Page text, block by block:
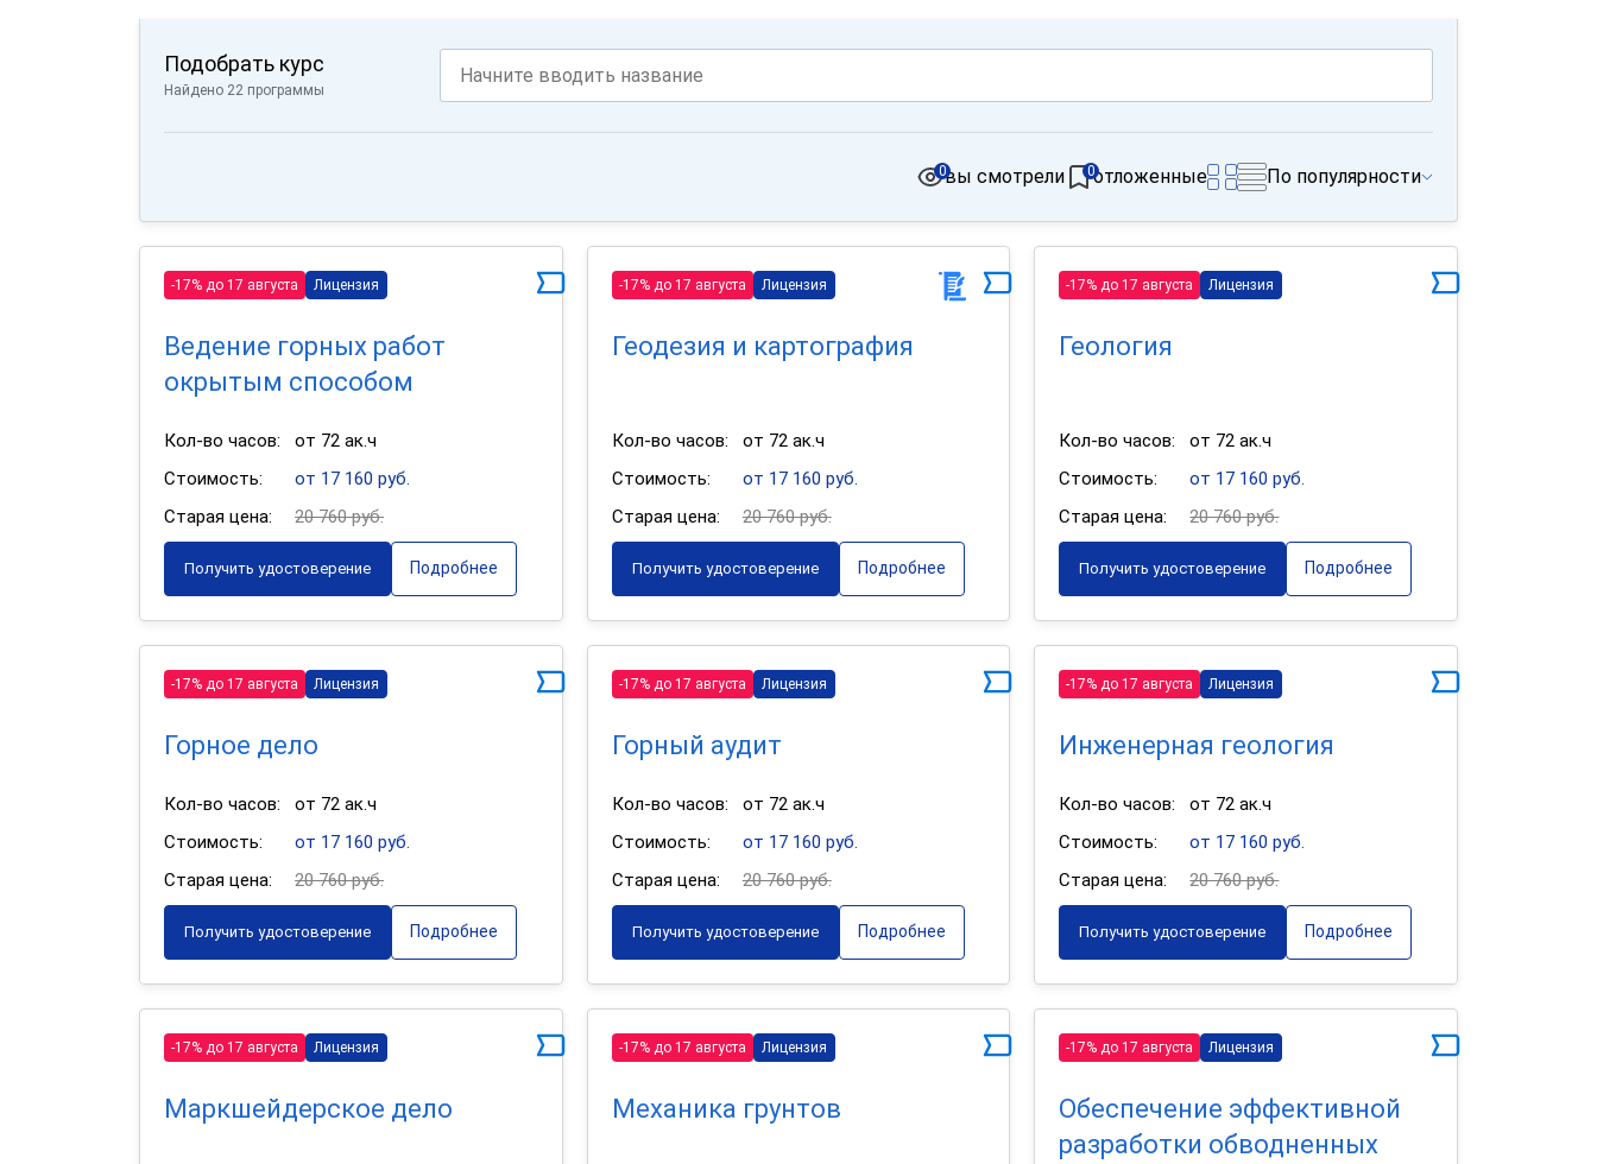
Подобрать курс
Найдено 22 программы
вы смотрели
0 отложенные
0 По популярности
-17% до 17 августа Лицензия
Ведение горных работ
окрытым способом
Кол-во часов:
от 72 ак.ч
Стоимость:
от 17 160 руб.
Старая цена:
20 760 руб.
Получить удостоверение Подробнее
-17% до 17 августа Лицензия
Геодезия и картография
Кол-во часов:
от 72 ак.ч
Стоимость:
от 17 160 руб.
Старая цена:
20 760 руб.
Получить удостоверение Подробнее
-17% до 17 августа Лицензия
Геология
Кол-во часов:
от 72 ак.ч
Стоимость:
от 17 160 руб.
Старая цена:
20 760 руб.
Получить удостоверение Подробнее
-17% до 17 августа Лицензия
Горное дело
Кол-во часов:
от 72 ак.ч
Стоимость:
от 17 160 руб.
Старая цена:
20 760 руб.
Получить удостоверение Подробнее
-17% до 17 августа Лицензия
Горный аудит
Кол-во часов:
от 72 ак.ч
Стоимость:
от 17 160 руб.
Старая цена:
20 760 руб.
Получить удостоверение Подробнее
-17% до 17 августа Лицензия
Инженерная геология
Кол-во часов:
от 72 ак.ч
Стоимость:
от 17 160 руб.
Старая цена:
20 760 руб.
Получить удостоверение Подробнее
-17% до 17 августа Лицензия
Маркшейдерское дело
-17% до 17 августа Лицензия
Механика грунтов
-17% до 17 августа Лицензия
Обеспечение эффективной
разработки обводненных